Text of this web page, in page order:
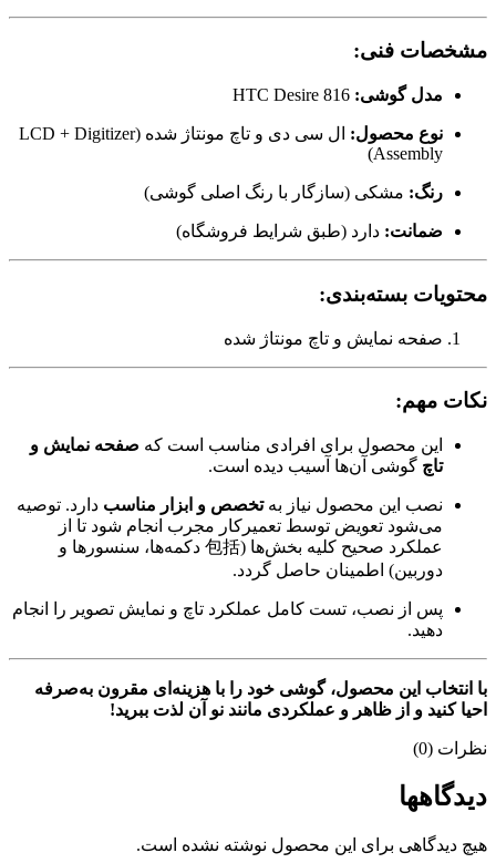
مشخصات فنی:
مدل گوشی:
نوع محصول:
ال سی دی و تاچ مونتاژ شده (LCD + Digitizer
Assembly)
رنگ: مشکی (سازگار با رنگ اصلی گوشی)
ضمانت: دارد (طبق شرایط فروشگاه)
محتویات بسته‌بندی:
صفحه نمایش و تاچ مونتاژ شده
نکات مهم:
این محصول برای افرادی مناسب است که صفحه نمایش و
تاچ گوشی آن‌ها آسیب دیده است.
نصب این محصول نیاز بهتخصص و ابزار مناسب دارد. توصیه
می‌شود تعویض توسط تعمیرکار مجرب انجام شود تا از
عملکرد صحیح کلیه بخش‌ها (包括 دکمه‌ها، سنسورها و
دوربین) اطمینان حاصل گردد.
پس از نصب، تست کامل عملکرد تاچ و نمایش تصویر را انجام
دهید.
با انتخاب این محصول، گوشی خود را با هزینه‌ای مقرون به‌صرفه
احیا کنید و از ظاهر و عملکردی مانند نو آن لذت ببرید!
نظرات (0)
دیدگاهها
هیچ دیدگاهی برای این محصول نوشته نشده است.